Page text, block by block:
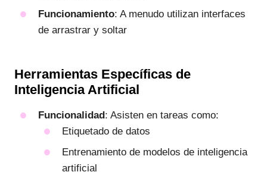
Funcionamiento: A menudo utilizan interfaces
de arrastrar y soltar
Herramientas Específicas de
Inteligencia Artificial
Funcionalidad : Asisten en tareas como:
Etiquetado de datos
Entrenamiento de modelos de inteligencia
artificial